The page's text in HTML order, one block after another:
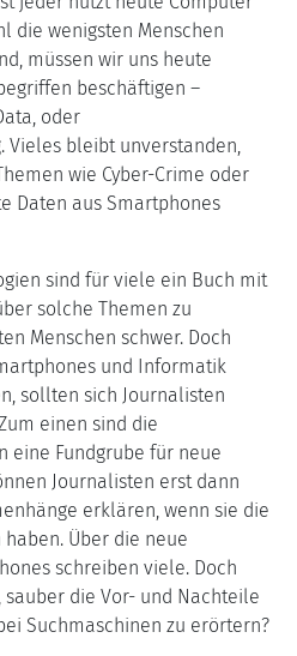
die wenigsten Menschen
müssen wir uns heute
beschäftigen –
oder
Vieles bleibt unverstanden,
wie Cyber-Crime oder
Daten aus Smartphones
sind für viele ein Buch mit
solche Themen zu
Menschen schwer. Doch
und Informatik
sollten sich Journalisten
einen sind die
eine Fundgrube für neue
Journalisten erst dann
erklären, wenn sie die
Über die neue
schreiben viele. Doch
die Vor- und Nachteile
Suchmaschinen zu erörtern?